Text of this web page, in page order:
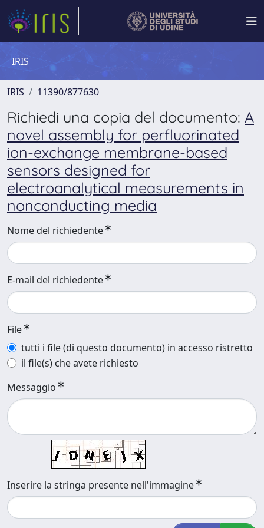
IRIS
IRIS 11390/877630
Richiedi una copia del documento: A
novel assembly for perfluorinated
ion-exchange membrane-based
sensors designed for
electroanalytical measurements in
nonconducting media
Nome del richiedente
E-mail del richiedente
File
tutti i file (di questo documento) in accesso ristretto
il file(s) che avete richiesto
Messaggio
Inserire la stringa presente nell'immagine